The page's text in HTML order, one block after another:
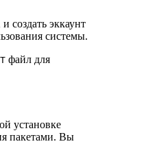
создать эккаунт
системы.
файл для
установке
пакетами. Вы